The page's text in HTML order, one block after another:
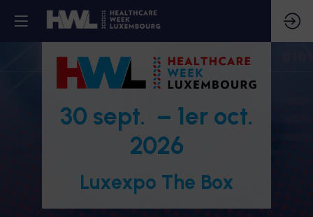
30 sept. – 1er oct.
2026
Luxexpo The Box